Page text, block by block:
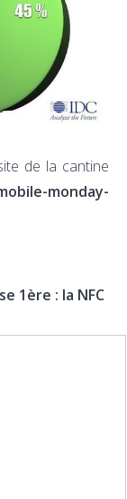
de la cantine
monday-
1ère : la NFC